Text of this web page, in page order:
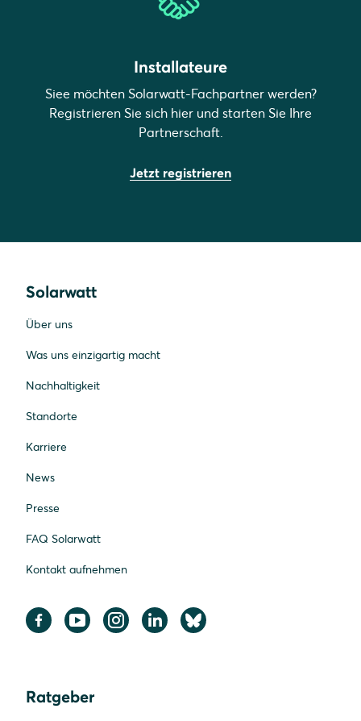
Installateure
Siee möchten Solarwatt-Fachpartner werden?
Registrieren Sie sich hier und starten Sie Ihre
Partnerschaft.
Jetzt registrieren
Solarwatt
Über uns
Was uns einzigartig macht
Nachhaltigkeit
Standorte
Karriere
News
Presse
FAQ Solarwatt
Kontakt aufnehmen
Ratgeber